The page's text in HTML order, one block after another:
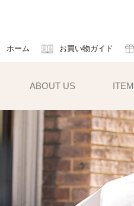
ホーム お買い物ガイド
ABOUT US ITEM
帽子
キャスケット